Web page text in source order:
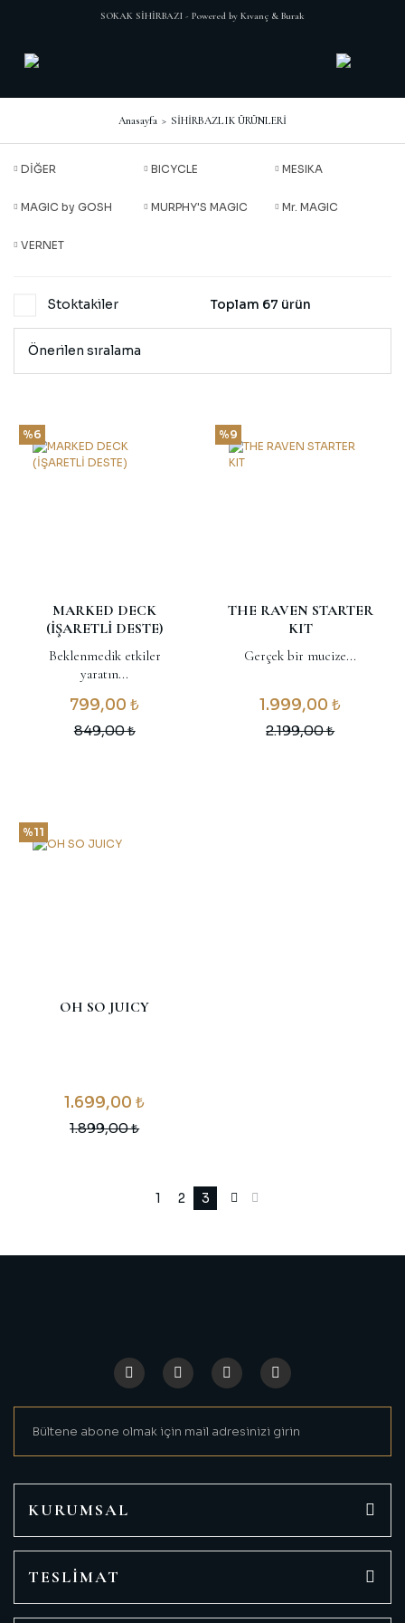
SOKAK SİHİRBAZI - Powered by Kıvanç & Burak
Anasayfa SİHİRBAZLIK ÜRÜNLERİ
DİĞER BICYCLE MESIKA
MAGIC by GOSH MURPHY'S MAGIC Mr. MAGIC
VERNET
Stoktakiler Toplam 67 ürün
%6
MARKED DECK
(İŞARETLİ DESTE)
Beklenmedik etkiler
yaratın...
799,00 ₺
849,00 ₺
%9
THE RAVEN STARTER
KIT
Gerçek bir mucize...
1.999,00 ₺
2.199,00 ₺
%11
OH SO JUICY
1.699,00 ₺
1.899,00 ₺
1 2 3
KURUMSAL
TESLİMAT